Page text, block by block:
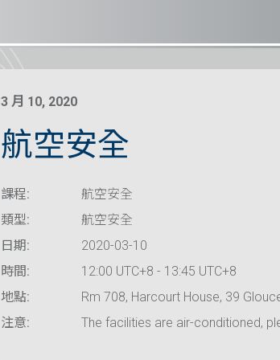
3 月 10, 2020
航空安全
課程:
航空安全
類型:
航空安全
日期:
2020-03-10
時間:
12:00 UTC+8 - 13:45 UTC+8
地點:
Rm 708, Harcourt House, 39
注意:
The facilities are air-conditioned,